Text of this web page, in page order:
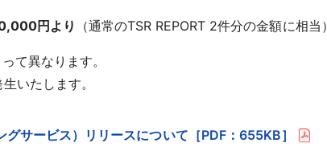
円より （通常のTSR REPORT 2件分の金額に相当）
て異なります。
いたします。
サービス）リリースについて［PDF：655KB］